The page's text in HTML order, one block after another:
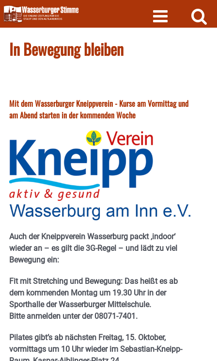
Skip
to
content
In Bewegung bleiben
Mit dem Wasserburger Kneippverein - Kurse am Vormittag und
am Abend starten in der kommenden Woche
Auch der Kneippverein Wasserburg packt ‚indoor‘
wieder an – es gilt die 3G-Regel – und lädt zu viel
Bewegung ein:
Fit mit Stretching und Bewegung: Das heißt es ab
dem kommenden Montag um 19.30 Uhr in der
Sporthalle der Wasserburger Mittelschule.
Bitte anmelden unter der 08071-7401.
Pilates gibt’s ab nächsten Freitag, 15. Oktober,
vormittags um 10 Uhr wieder im Sebastian-Kneipp-